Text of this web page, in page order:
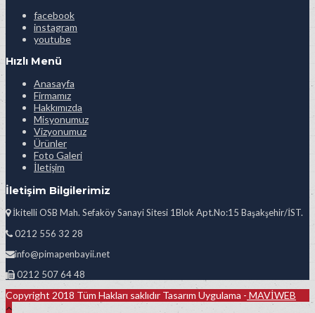
facebook
instagram
youtube
Hızlı Menü
Anasayfa
Firmamız
Hakkımızda
Misyonumuz
Vizyonumuz
Ürünler
Foto Galeri
İletişim
İletişim Bilgilerimiz
İkitelli OSB Mah. Sefaköy Sanayi Sitesi 1Blok Apt.No:15 Başakşehir/İST.
0212 556 32 28
info@pimapenbayii.net
0212 507 64 48
Copyright 2018 Tüm Hakları saklıdır Tasarım Uygulama - MAVİWEB